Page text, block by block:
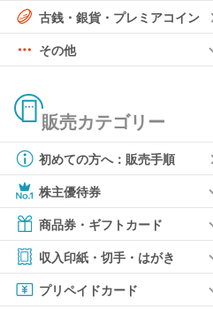
古銭・銀貨・プレミアコイン
その他
販売カテゴリー
初めての方へ：販売手順
株主優待券
商品券・ギフトカード
収入印紙・切手・はがき
プリペイドカード